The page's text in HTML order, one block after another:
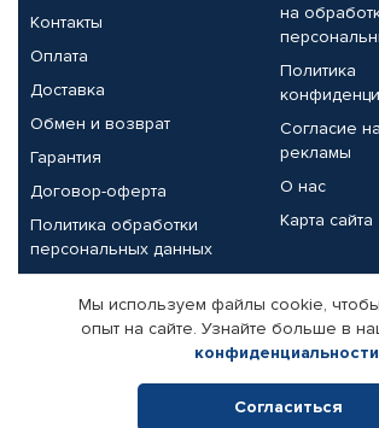
Контакты
Оплата
Доставка
Обмен и возврат
Гарантия
Договор-оферта
Политика обработки
персональных данных
на
Политика
Согласие
рекламы
О нас
Карта сайта
Партнерам
Корпоративным клиентам
Поставщикам
Реквизиты
Мы используем файлы cookie,
опыт на сайте. Узнайте больше в
конфиденциальности
Согласиться